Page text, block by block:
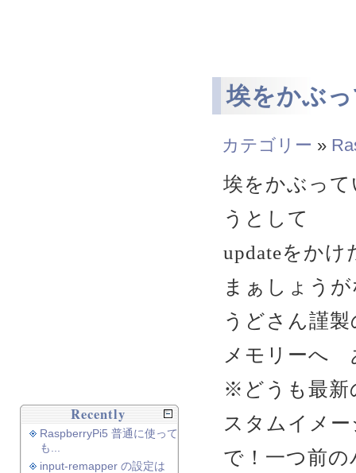
埃をかぶ
カテゴリー »
埃をかぶって
うとして
updateをか
まぁしょう
うどさん謹
メモリーへ
※どうも最新
スタムイメ
で！一つ前の
Recently
RaspberryPi5 普通に使って
も...
input-remapper の設定は